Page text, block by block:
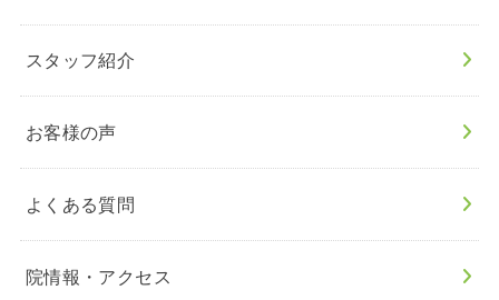
スタッフ紹介
お客様の声
よくある質問
院情報・アクセス